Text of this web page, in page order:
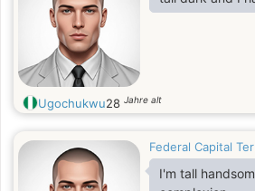
Ugochukwu28 Jahre alt
Federal Capital
I'm tall